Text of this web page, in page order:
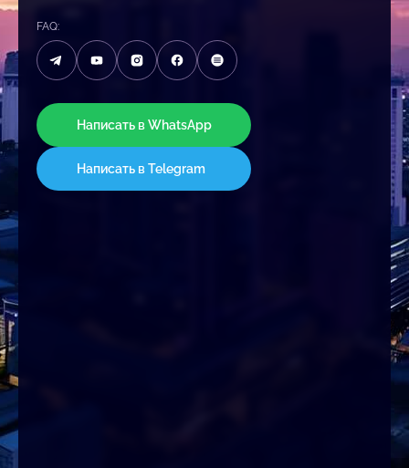
FAQ:
Написать в WhatsApp
Написать в Telegram